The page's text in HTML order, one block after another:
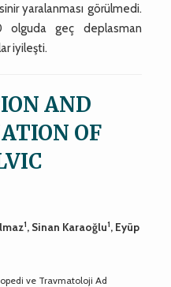
yaralanması görülmedi.
olguda geç deplasman
iyileşti.
AND
OF
1, Sinan Karaoğlu1, Eyüp
ve Travmatoloji Ad